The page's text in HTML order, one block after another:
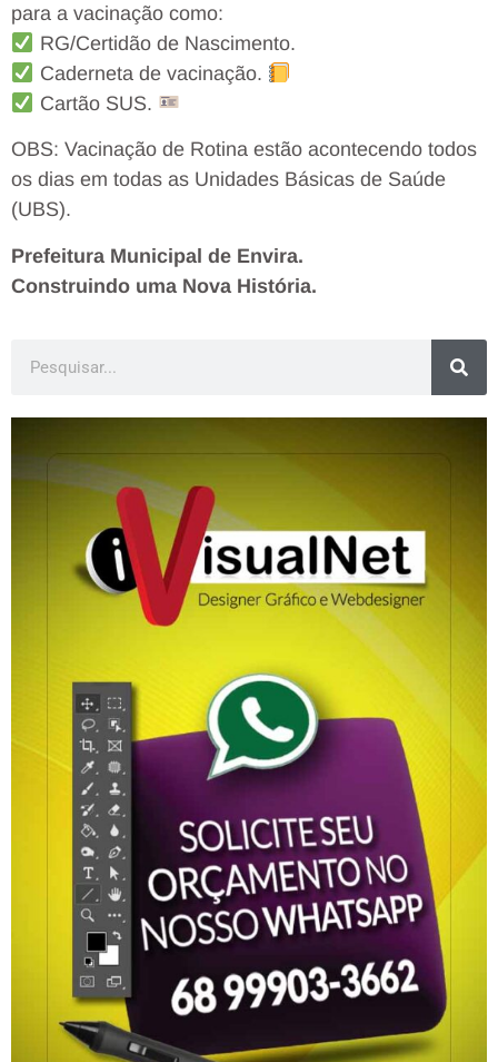
para a vacinação como:
RG/Certidão de Nascimento.
Caderneta de vacinação.
Cartão SUS.
OBS: Vacinação de Rotina estão acontecendo todos
os dias em todas as Unidades Básicas de Saúde
(UBS).
Prefeitura Municipal de Envira.
Construindo uma Nova História.